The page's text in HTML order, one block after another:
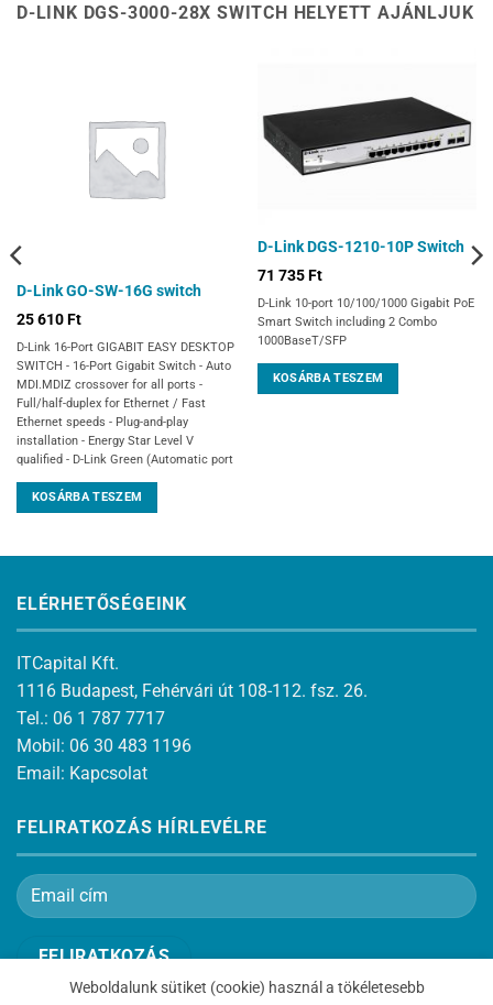
D-LINK DGS-3000-28X SWITCH HELYETT AJÁNLJUK
D-Link GO-SW-16G switch
25 610Ft
D-Link 16-Port GIGABIT EASY DESKTOP
SWITCH - 16-Port Gigabit Switch - Auto
MDI.MDIZ crossover for all ports -
Full/half-duplex for Ethernet / Fast
Ethernet speeds - Plug-and-play
installation - Energy Star Level V
qualified - D-Link Green (Automatic port
KOSÁRBA TESZEM
D-Link DGS-1210-10P Switch
71 735Ft
D-Link 10-port 10/100/1000 Gigabit PoE
Smart Switch including 2 Combo
1000BaseT/SFP
KOSÁRBA TESZEM
ELÉRHETŐSÉGEINK
ITCapital Kft.
1116 Budapest, Fehérvári út 108-112. fsz. 26.
Tel.: 06 1 787 7717
Mobil: 06 30 483 1196
Email: Kapcsolat
FELIRATKOZÁS HÍRLEVÉLRE
Weboldalunk sütiket (cookie) használ a tökéletesebb